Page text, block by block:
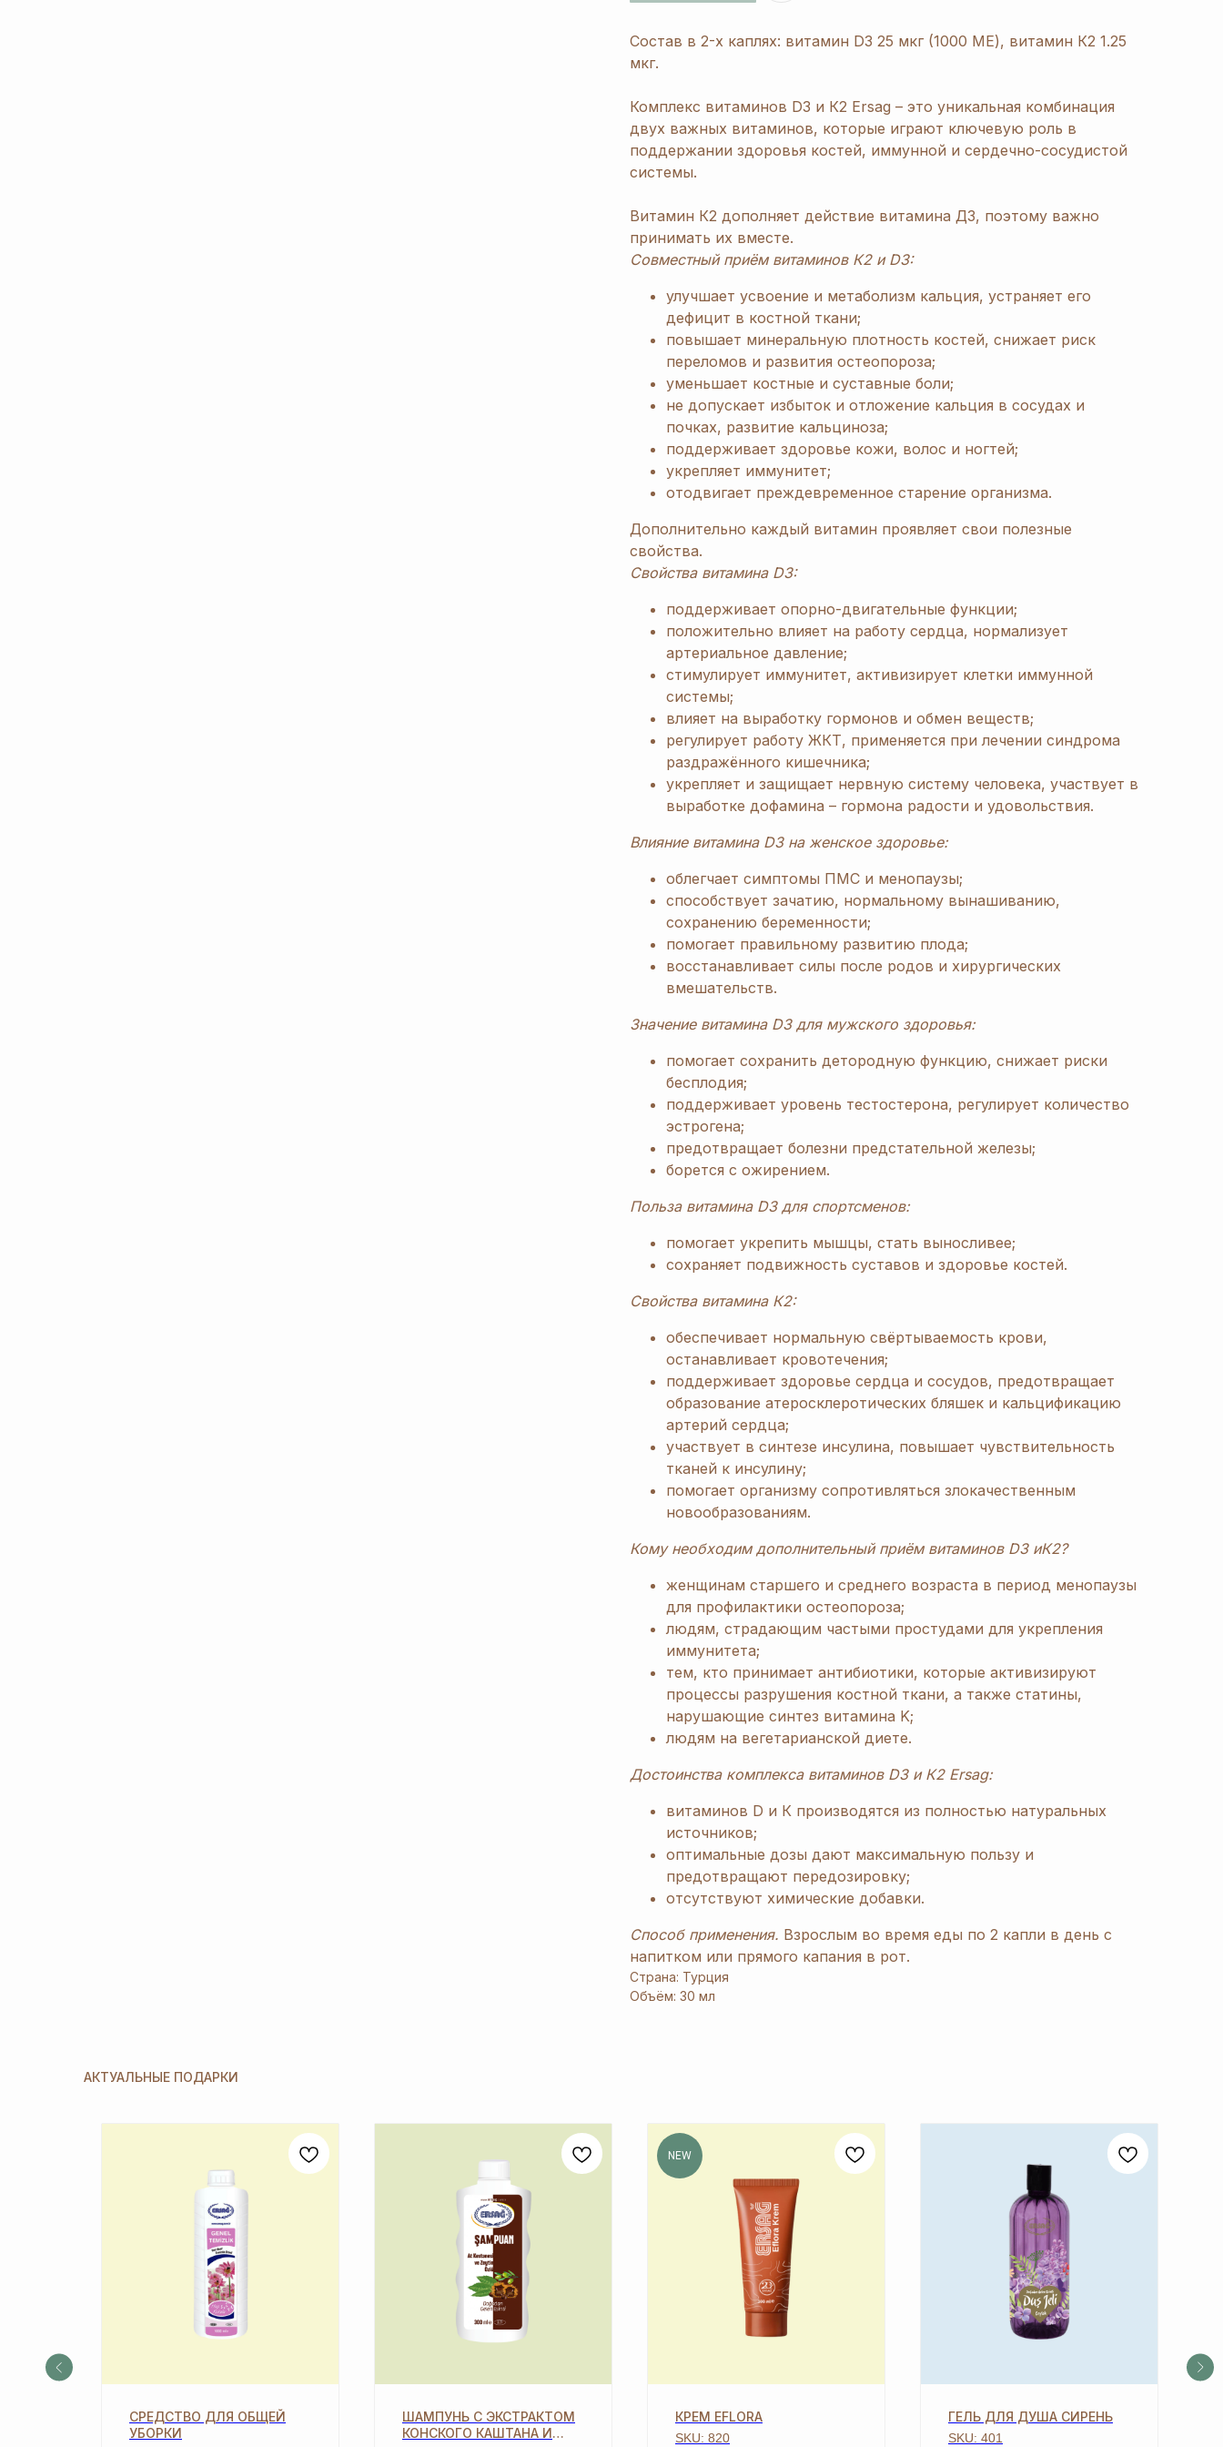
Состав в 2-х каплях: витамин D3 25 мкг (1000 МЕ), витамин К2 1.25
мкг.
Комплекс витаминов D3 и К2 Ersag – это уникальная комбинация
двух важных витаминов, которые играют ключевую роль в
поддержании здоровья костей, иммунной и сердечно-сосудистой
системы.
Витамин К2 дополняет действие витамина Д3, поэтому важно
принимать их вместе.
Совместный приём витаминов К2 и D3:
улучшает усвоение и метаболизм кальция, устраняет его
дефицит в костной ткани;
повышает минеральную плотность костей, снижает риск
переломов и развития остеопороза;
уменьшает костные и суставные боли;
не допускает избыток и отложение кальция в сосудах и
почках, развитие кальциноза;
поддерживает здоровье кожи, волос и ногтей;
укрепляет иммунитет;
отодвигает преждевременное старение организма.
Дополнительно каждый витамин проявляет свои полезные
свойства.
Свойства витамина D3:
поддерживает опорно-двигательные функции;
положительно влияет на работу сердца, нормализует
артериальное давление;
стимулирует иммунитет, активизирует клетки иммунной
системы;
влияет на выработку гормонов и обмен веществ;
регулирует работу ЖКТ, применяется при лечении синдрома
раздражённого кишечника;
укрепляет и защищает нервную систему человека, участвует в
выработке дофамина – гормона радости и удовольствия.
Влияние витамина D3 на женское здоровье:
облегчает симптомы ПМС и менопаузы;
способствует зачатию, нормальному вынашиванию,
сохранению беременности;
помогает правильному развитию плода;
восстанавливает силы после родов и хирургических
вмешательств.
Значение витамина D3 для мужского здоровья:
помогает сохранить детородную функцию, снижает риски
бесплодия;
поддерживает уровень тестостерона, регулирует количество
эстрогена;
предотвращает болезни предстательной железы;
борется с ожирением.
Польза витамина D3 для спортсменов:
помогает укрепить мышцы, стать выносливее;
сохраняет подвижность суставов и здоровье костей.
Свойства витамина К2:
обеспечивает нормальную свёртываемость крови,
останавливает кровотечения;
поддерживает здоровье сердца и сосудов, предотвращает
образование атеросклеротических бляшек и кальцификацию
артерий сердца;
участвует в синтезе инсулина, повышает чувствительность
тканей к инсулину;
помогает организму сопротивляться злокачественным
новообразованиям.
Кому необходим дополнительный приём витаминов D3 иК2?
женщинам старшего и среднего возраста в период менопаузы
для профилактики остеопороза;
людям, страдающим частыми простудами для укрепления
иммунитета;
тем, кто принимает антибиотики, которые активизируют
процессы разрушения костной ткани, а также статины,
нарушающие синтез витамина K;
людям на вегетарианской диете.
Достоинства комплекса витаминов D3 и К2 Ersag:
витаминов D и К производятся из полностью натуральных
источников;
оптимальные дозы дают максимальную пользу и
предотвращают передозировку;
отсутствуют химические добавки.
Способ применения. Взрослым во время еды по 2 капли в день с
напитком или прямого капания в рот.
Страна: Турция
Объём: 30 мл
АКТУАЛЬНЫЕ ПОДАРКИ
СРЕДСТВО ДЛЯ ОБЩЕЙ
УБОРКИ
ШАМПУНЬ С ЭКСТРАКТОМ
КОНСКОГО КАШТАНА И
NEW
КРЕМ EFLORA
SKU: 820
ГЕЛЬ ДЛЯ ДУША СИРЕНЬ
SKU: 401
ЗАРЕГИСТРИРУЙТЕСЬ